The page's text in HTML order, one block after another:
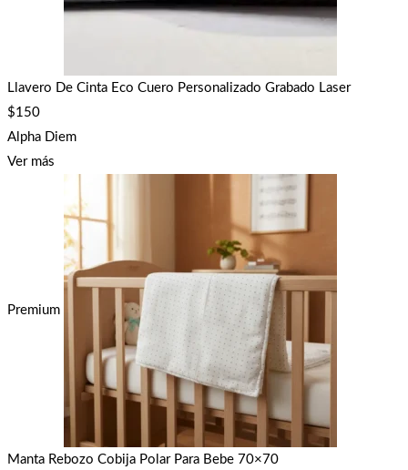
Llavero De Cinta Eco Cuero Personalizado Grabado Laser
$150
Alpha Diem
Ver más
Premium
Manta Rebozo Cobija Polar Para Bebe 70×70